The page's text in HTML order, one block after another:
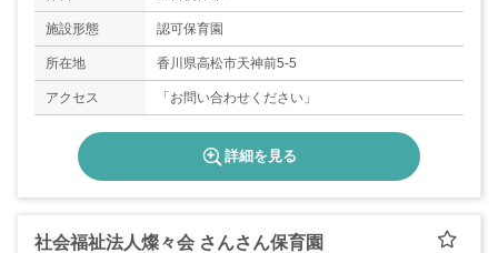
施設形態 認可保育園
所在地 香川県高松市天神前5-5
アクセス 「お問い合わせください」
詳細を見る
社会福祉法人燦々会 さんさん保育園